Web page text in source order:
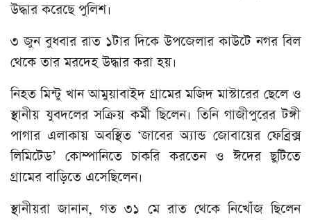
উদ্ধার করেছে পুলিশ।
৩ জুন বুধবার রাত ১টার দিকে উপজেলার কাউটে নগর বিল
থেকে তার মরদেহ উদ্ধার করা হয়।
নিহত মিন্টু খান আমুয়াবাইদ গ্রামের মজিদ মাস্টারের ছেলে ও
স্থানীয় যুবদলের সক্রিয় কর্মী ছিলেন। তিনি গাজীপুরের টঙ্গী
পাগার এলাকায় অবস্থিত ‘জাবের অ্যান্ড জোবায়ের ফেব্রিক্স
লিমিটেড’ কোম্পানিতে চাকরি করতেন ও ঈদের ছুটিতে
গ্রামের বাড়িতে এসেছিলেন।
স্থানীয়রা জানান, গত ৩১ মে রাত থেকে নিখোঁজ ছিলেন